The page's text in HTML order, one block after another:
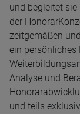
und begleitet
der
zeitgemäßen
ein persönliches
Analyse und
und teils